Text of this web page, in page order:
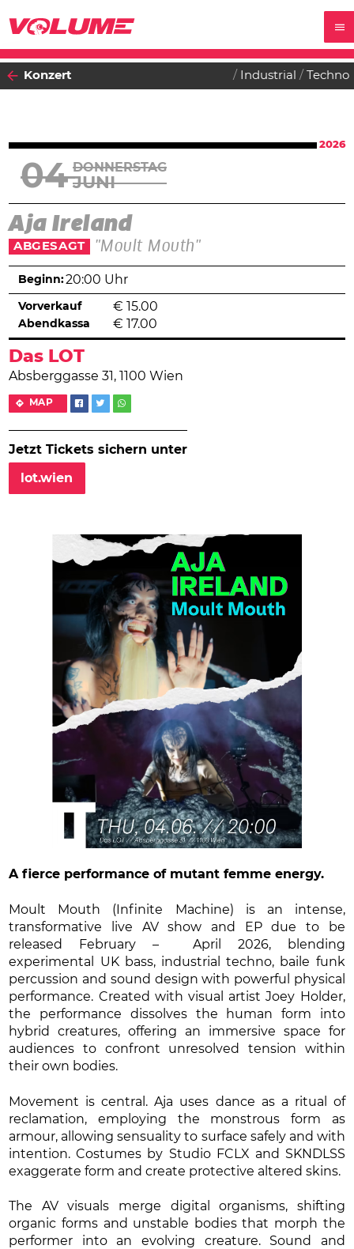
Konzert Industrial Techno
2026
04 DONNERSTAG
JUNI
Aja Ireland
ABGESAGT "Moult Mouth"
Das LOT
Absberggasse 31, 1100 Wien
MAP
Jetzt Tickets sichern unter
lot.wien
Beginn:20:00 Uhr
Vorverkauf € 15.00
Abendkassa € 17.00
A fierce performance of mutant femme energy.
Moult Mouth (Infinite Machine) is an intense,
transformative live AV show and EP due to be
released February – April 2026, blending
experimental UK bass, industrial techno, baile funk
percussion and sound design with powerful physical
performance. Created with visual artist Joey Holder,
the performance dissolves the human form into
hybrid creatures, offering an immersive space for
audiences to confront unresolved tension within
their own bodies.
Movement is central. Aja uses dance as a ritual of
reclamation, employing the monstrous form as
armour, allowing sensuality to surface safely and with
intention. Costumes by Studio FCLX and SKNDLSS
exaggerate form and create protective altered skins.
The AV visuals merge digital organisms, shifting
organic forms and unstable bodies that morph the
performer into an evolving creature. Sound and